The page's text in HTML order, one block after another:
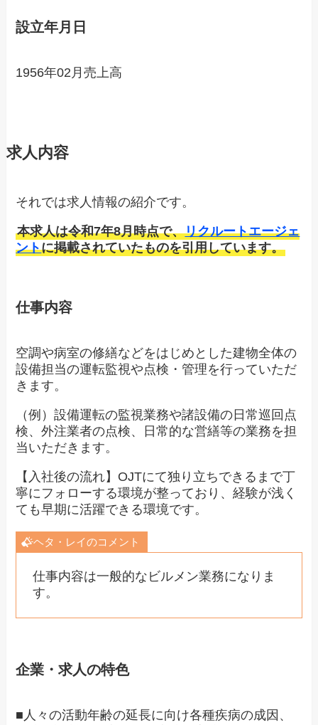
設立年月日
1956年02月売上高
求人内容
それでは求人情報の紹介です。
本求人は令和7年8月時点で、リクルートエージェ
ントに掲載されていたものを引用しています。
仕事内容
空調や病室の修繕などをはじめとした建物全体の
設備担当の運転監視や点検・管理を行っていただ
きます。
（例）設備運転の監視業務や諸設備の日常巡回点
検、外注業者の点検、日常的な営繕等の業務を担
当いただきます。
【入社後の流れ】OJTにて独り立ちできるまで丁
寧にフォローする環境が整っており、経験が浅く
ても早期に活躍できる環境です。
ヘタ・レイのコメント
仕事内容は一般的なビルメン業務になりま
す。
企業・求人の特色
■人々の活動年齢の延長に向け各種疾病の成因、